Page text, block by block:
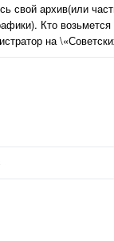
свой архив(или
Кто возьмется
на